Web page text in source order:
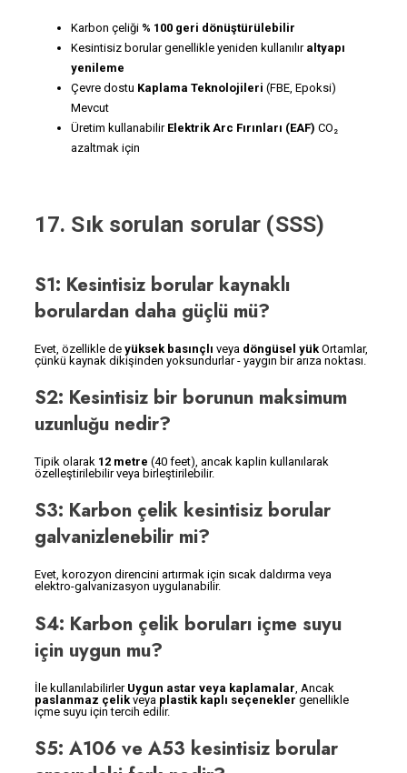
Karbon çeliği % 100 geri dönüştürülebilir
Kesintisiz borular genellikle yeniden kullanılır altyapı
yenileme
Çevre dostu Kaplama Teknolojileri (FBE, Epoksi)
Mevcut
Üretim kullanabilir Elektrik Arc Fırınları (EAF) CO₂
azaltmak için
17. Sık sorulan sorular (SSS)
S1: Kesintisiz borular kaynaklı
borulardan daha güçlü mü?
Evet, özellikle de yüksek basınçlı veya döngüsel yük Ortamlar,
çünkü kaynak dikişinden yoksundurlar - yaygın bir arıza noktası.
S2: Kesintisiz bir borunun maksimum
uzunluğu nedir?
Tipik olarak 12 metre (40 feet), ancak kaplin kullanılarak
özelleştirilebilir veya birleştirilebilir.
S3: Karbon çelik kesintisiz borular
galvanizlenebilir mi?
Evet, korozyon direncini artırmak için sıcak daldırma veya
elektro-galvanizasyon uygulanabilir.
S4: Karbon çelik boruları içme suyu
için uygun mu?
İle kullanılabilirler Uygun astar veya kaplamalar , Ancak
paslanmaz çelik veya plastik kaplı seçenekler genellikle
içme suyu için tercih edilir.
S5: A106 ve A53 kesintisiz borular